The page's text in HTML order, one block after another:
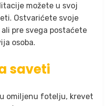
možete u svoj
Ostvarićete svoje
pre svega postaćete
osoba.
saveti
omiljenu fotelju, krevet